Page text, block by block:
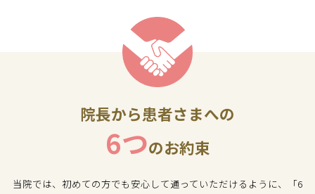
院長から患者さまへの
6つのお約束
当院では、初めての方でも安心して通っていただけるように、「6